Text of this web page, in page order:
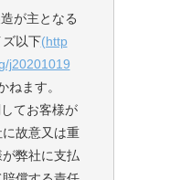
が主となる
以下(http
j20201019
ねます。
てお客様が
故意又は重
弊社に支払